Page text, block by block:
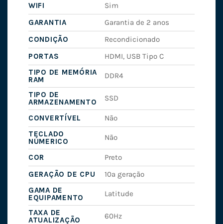
WIFI
Sim
GARANTIA
Garantia de 2 anos
CONDIÇÃO
Recondicionado
PORTAS
HDMI, USB Tipo C
TIPO DE MEMÓRIA
RAM
DDR4
TIPO DE
ARMAZENAMENTO
SSD
CONVERTÍVEL
Não
TECLADO
NÚMERICO
Não
COR
Preto
GERAÇÃO DE CPU
10ª geração
GAMA DE
EQUIPAMENTO
Latitude
TAXA DE
ATUALIZAÇÃO
60Hz